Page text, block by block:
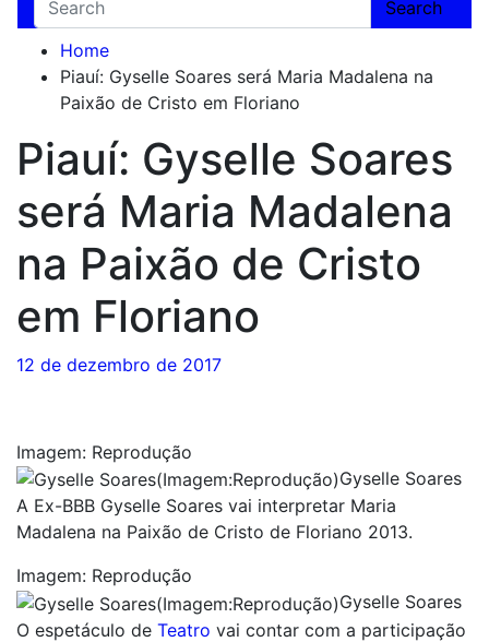
Search
Home
Piauí: Gyselle Soares será Maria Madalena na
Paixão de Cristo em Floriano
Piauí: Gyselle Soares
será Maria Madalena
na Paixão de Cristo
em Floriano
12 de dezembro de 2017
Imagem: Reprodução
Gyselle Soares
A Ex-BBB Gyselle Soares vai interpretar Maria
Madalena na Paixão de Cristo de Floriano 2013.
Imagem: Reprodução
Gyselle Soares
O espetáculo de Teatro vai contar com a participação